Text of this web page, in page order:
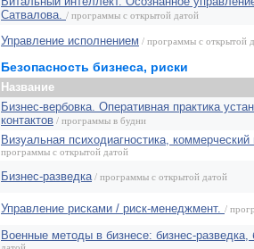
Сатвалова. / программы с открытой датой
Управление исполнением / программы с открытой
Безопасность бизнеса, риски
Название
Бизнес-вербовка. Оперативная практика
контактов / программы в будни
Визуальная психодиагностика,
программы с открытой датой
Бизнес-разведка / программы с открытой датой
Управление рисками / риск-менеджмент. /
Военные методы в бизнесе: бизнес-разведка,